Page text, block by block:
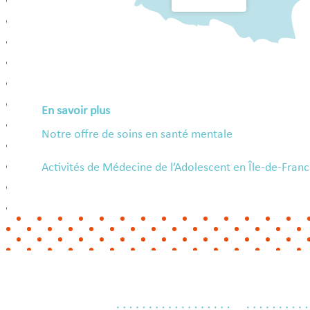
En savoir plus
Notre offre de soins en santé mentale
Activités de Médecine de l’Adolescent en Île-de-